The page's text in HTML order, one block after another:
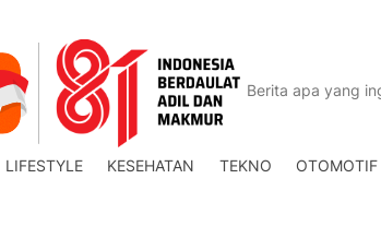
LIFESTYLE KESEHATAN TEKNO OTOMOTIF